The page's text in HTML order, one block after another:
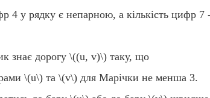
4 у рядку є непарною, а кількість цифр 7
знає дорогу \((u, v)\) таку, що
\(u\) та \(v\) для Марічки не менша 3.